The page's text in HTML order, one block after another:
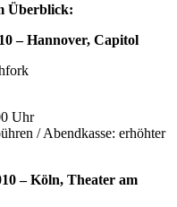
Überblick:
– Hannover, Capitol
Uhr
/ Abendkasse: erhöhter
– Köln, Theater am